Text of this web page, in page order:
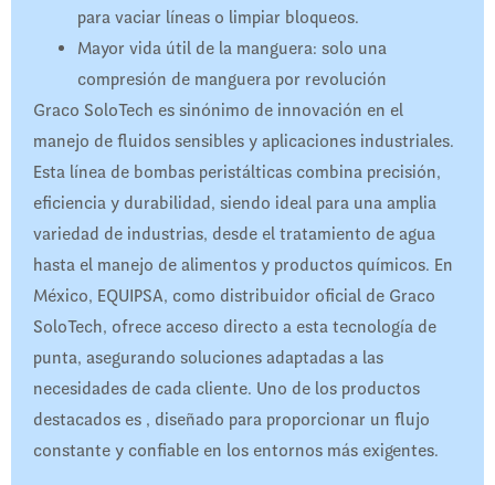
para vaciar líneas o limpiar bloqueos.
Mayor vida útil de la manguera: solo una
compresión de manguera por revolución
Graco SoloTech es sinónimo de innovación en el
manejo de fluidos sensibles y aplicaciones industriales.
Esta línea de bombas peristálticas combina precisión,
eficiencia y durabilidad, siendo ideal para una amplia
variedad de industrias, desde el tratamiento de agua
hasta el manejo de alimentos y productos químicos. En
México, EQUIPSA, como distribuidor oficial de Graco
SoloTech, ofrece acceso directo a esta tecnología de
punta, asegurando soluciones adaptadas a las
necesidades de cada cliente. Uno de los productos
destacados es , diseñado para proporcionar un flujo
constante y confiable en los entornos más exigentes.